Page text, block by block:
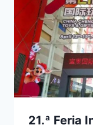
21.ª Feria